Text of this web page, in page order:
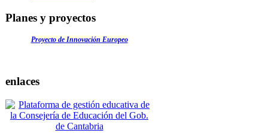
Planes y proyectos
Proyecto de Innovación Europeo
enlaces